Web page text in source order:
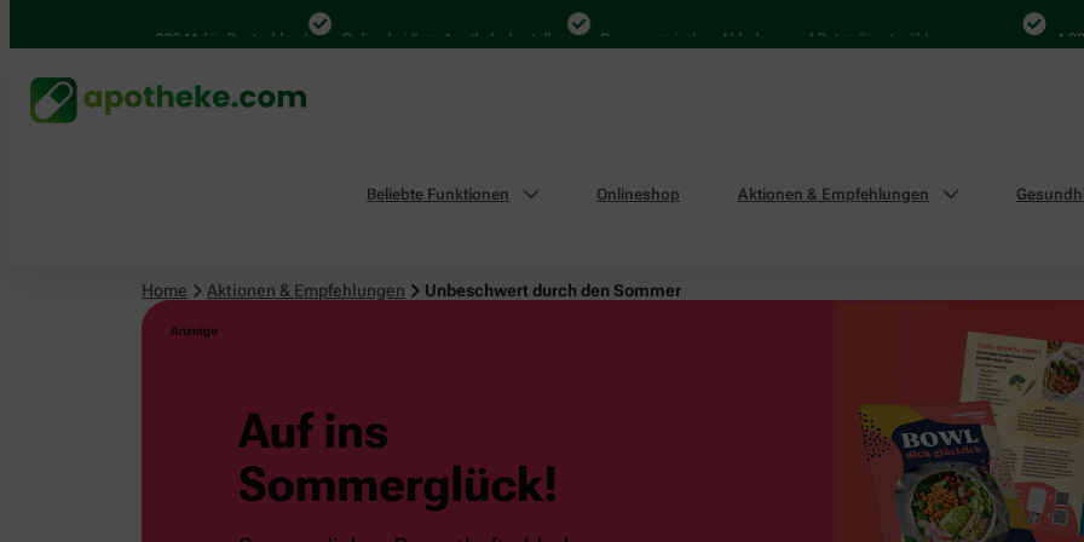
4.000 Mal in Deutschland Online bei Ihrer Apotheke bestellen Bequem zwischen Abholung und Botendienst wählen 4.000
Beliebte Funktionen Onlineshop Aktionen & Empfehlungen
Home Aktionen & Empfehlungen Unbeschwert durch den Sommer